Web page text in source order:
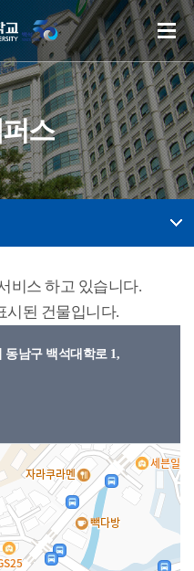
스
비스 하고 있습니다.
시된 건물입니다.
동남구 백석대학로 1,